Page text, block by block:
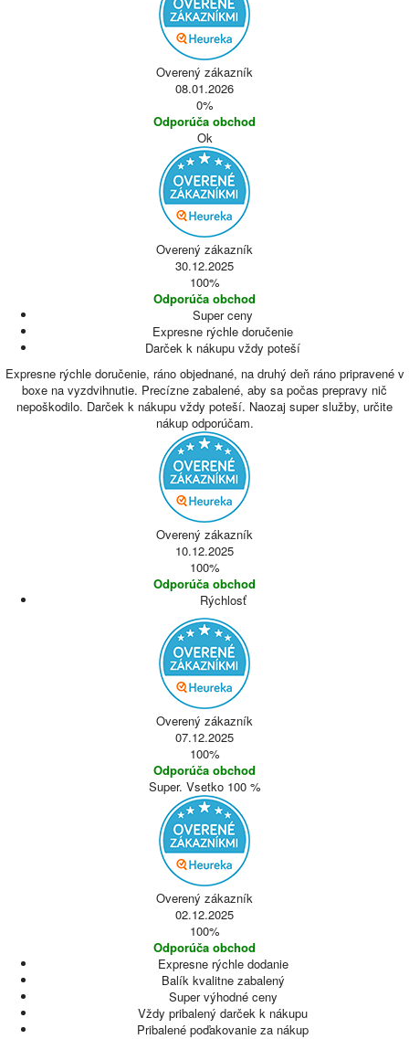
Overený zákazník
08.01.2026
0%
Odporúča obchod
Ok
Overený zákazník
30.12.2025
100%
Odporúča obchod
Super ceny
Expresne rýchle doručenie
Darček k nákupu vždy poteší
Expresne rýchle doručenie, ráno objednané, na druhý deň ráno pripravené v
boxe na vyzdvihnutie. Precízne zabalené, aby sa počas prepravy nič
nepoškodilo. Darček k nákupu vždy poteší. Naozaj super služby, určite
nákup odporúčam.
Overený zákazník
10.12.2025
100%
Odporúča obchod
Rýchlosť
Overený zákazník
07.12.2025
100%
Odporúča obchod
Super. Vsetko 100 %
Overený zákazník
02.12.2025
100%
Odporúča obchod
Expresne rýchle dodanie
Balík kvalitne zabalený
Super výhodné ceny
Vždy pribalený darček k nákupu
Pribalené poďakovanie za nákup